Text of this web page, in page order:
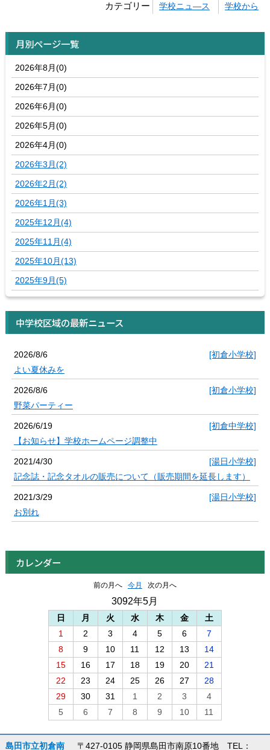
カテゴリー 学校ニュ―ス 学校から
月別ページ一覧
2026年8月(0)
2026年7月(0)
2026年6月(0)
2026年5月(0)
2026年4月(0)
2026年3月(2)
2026年2月(2)
2026年1月(3)
2025年12月(4)
2025年11月(4)
2025年10月(13)
2025年9月(5)
中学校区域の最新ニュース
2026/8/6
[初倉小学校]
よい夏休みを
2026/8/6
[初倉小学校]
野菜パーティー
2026/6/19
[初倉中学校]
【お知らせ】学校ホームページ調整中
2021/4/30
[湯日小学校]
記念誌・記念タオルの販売について（販売期間を延長します）
2021/3/29
[湯日小学校]
お別れ
カレンダー
前の月へ 今月 次の月へ
3092年5月
日 月 火 水 木 金
土
1
2 3 4 5 6
7
8
9 10 11 12 13
14
15
16 17 18 19 20
21
22
23 24 25 26 27
28
29
30 31 1 2 3
4
5
6 7 8 9 10 11
島田市立初倉南 〒427-0105 静岡県島田市南原10番地 TEL：